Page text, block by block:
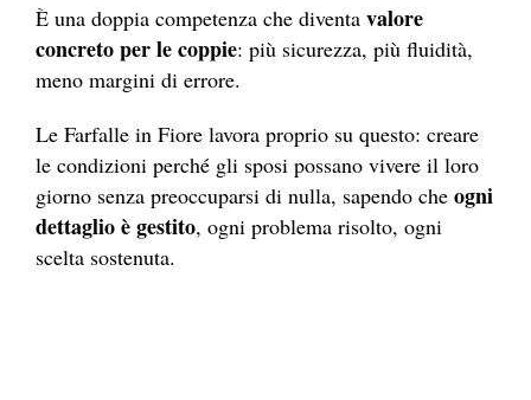
È una doppia competenza che diventa valore
concreto per le coppie: più sicurezza, più fluidità,
meno margini di errore.
Le Farfalle in Fiore lavora proprio su questo: creare
le condizioni perché gli sposi possano vivere il loro
giorno senza preoccuparsi di nulla, sapendo che ogni
dettaglio è gestito, ogni problema risolto, ogni
scelta sostenuta.